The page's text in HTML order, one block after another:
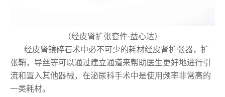
（经皮肾扩张套件·益心达）
经皮肾镜碎石术中必不可少的耗材经皮肾扩张器，扩
张鞘，导丝等可以通过建立通道来帮助医生更好地进行引
流和置入其他器械，在泌尿科手术中是使用频率非常高的
一类耗材。